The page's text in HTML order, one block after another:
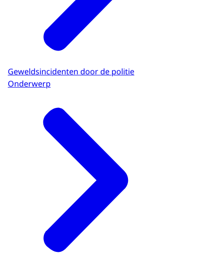
Geweldsincidenten door de politie
Onderwerp